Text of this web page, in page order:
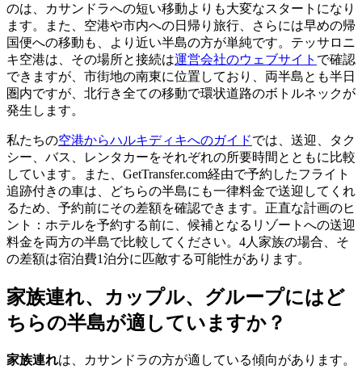
のは、カサンドラへの短い移動よりも大変なスタートになり
ます。また、空港や市内への日帰り旅行、さらには早めの帰
国便への移動も、より近い半島の方が単純です。テッサロニ
キ空港は、その場所と接続は運営会社のウェブサイト で確認
できますが、市街地の南東に位置しており、両半島とも半日
圏内ですが、北行き全ての移動で環状道路のボトルネックが
発生します。
私たちの空港からハルキディキへのガイドでは、送迎、タク
シー、バス、レンタカーをそれぞれの所要時間とともに比較
しています。また、GetTransfer.com経由で予約したフライト
追跡付きの車は、どちらの半島にも一律料金で送迎してくれ
るため、予約前にその差額を確認できます。正直な計画のヒ
ント：ホテルを予約する前に、候補となるリゾートへの送迎
料金を両方の半島で比較してください。4人家族の場合、そ
の差額は宿泊費1泊分に匹敵する可能性があります。
家族連れ、カップル、グループにはど
ちらの半島が適していますか？
家族連れは、カサンドラの方が適している傾向があります。